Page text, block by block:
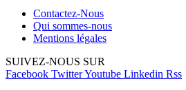
Contactez-Nous
Qui sommes-nous
Mentions légales
SUIVEZ-NOUS SUR
Facebook TwitterYoutube Linkedin Rss